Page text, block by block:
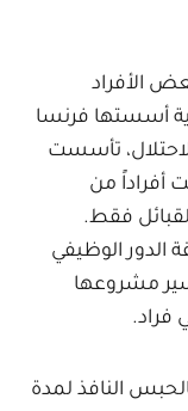
الأفراد
أسستها فرنسا
تأسست
أفراداً من
فقط.
الوظيفي
مشروعها
فراد.
النافذ لمدة